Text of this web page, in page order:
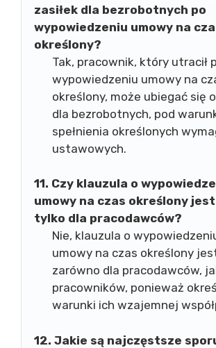
zasiłek dla bezrobotnych po
wypowiedzeniu umowy na
określony?
Tak, pracownik, który utracił
wypowiedzeniu umowy na
określony, może ubiegać się
dla bezrobotnych, pod
spełnienia określonych
ustawowych.
11. Czy klauzula o
umowy na czas określony
tylko dla pracodawców?
Nie, klauzula o
umowy na czas określony
zarówno dla pracodawców,
pracowników, ponieważ
warunki ich wzajemnej
12. Jakie są najczęstsze